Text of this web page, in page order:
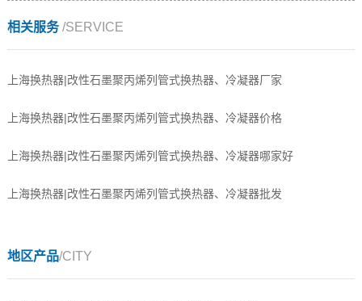
相关服务/SERVICE
上海换热器|改性石墨聚丙烯列管式换热器、冷凝器厂家
上海换热器|改性石墨聚丙烯列管式换热器、冷凝器价格
上海换热器|改性石墨聚丙烯列管式换热器、冷凝器哪家好
上海换热器|改性石墨聚丙烯列管式换热器、冷凝器批发
地区产品/CITY